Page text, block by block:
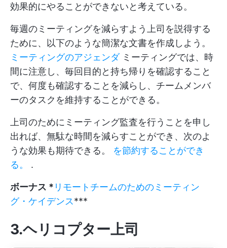
効果的にやることができないと考えている。
毎週のミーティングを減らすよう上司を説得する
ために、以下のような簡潔な文書を作成しよう。
ミーティングのアジェンダミーティングでは、時
間に注意し、毎回目的と持ち帰りを確認すること
で、何度も確認することを減らし、チームメンバ
ーのタスクを維持することができる。
上司のためにミーティング監査を行うことを申し
出れば、無駄な時間を減らすことができ、次のよ
うな効果も期待できる。 を節約することができ
る。
.
ボーナス * リモートチームのためのミーティン
グ・ケイデンス***
3.ヘリコプター上司